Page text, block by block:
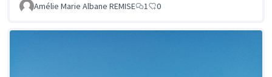
Amélie Marie Albane REMISE
1 0